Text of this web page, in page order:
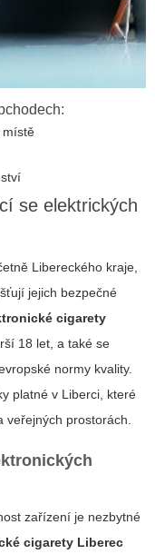
místě
se elektrických
Libereckého kraje,
jejich bezpečné
cigarety
18 let, a také se
normy kvality.
platné v Liberci, které
prostorách.
zařízení je nezbytné
cigarety Liberec